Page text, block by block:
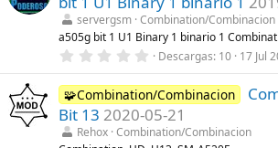
s
t
r
e
l
a
(
s
)
servergsm Combination/Combinacion
a505g bit 1 U1 Binary 1 binario 1
0
0
0
e
s
t
r
Descargas 10 17 Jul
🧩Combination/Combinacion
Bit 13 2020-05-21
Rehox Combination/Combinacion